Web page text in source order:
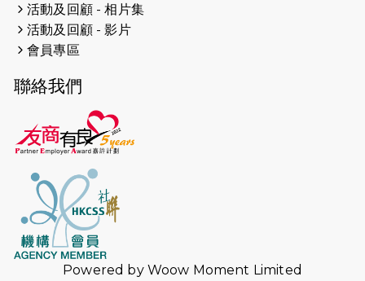
（19:00開始）
2026-04-12
2026-04-11
2026-04-10 太古家＋賞系列：漫步魔術與音樂
2026-04-09
2026-04-02
活動及回顧 - 相片集
活動及回顧 - 影片
會員專區
聯絡我們
Powered by Woow Moment Limited